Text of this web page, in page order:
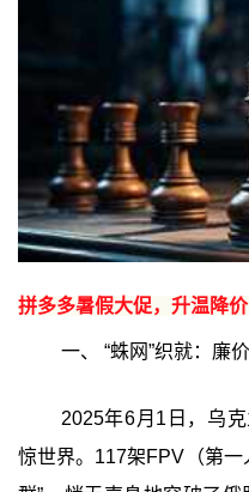
拼多多暑假大促，升温降
一、 “蛛网”织就：廉
2025年6月1日，乌
惊世界。117架FPV（第一